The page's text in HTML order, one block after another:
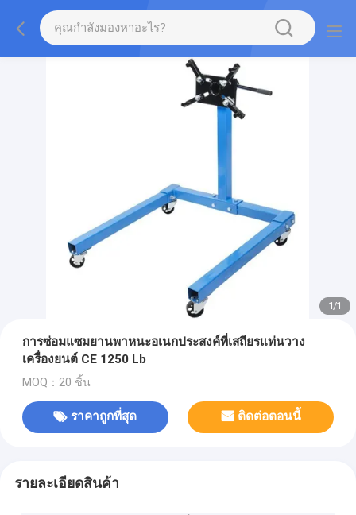
1/1
การซ่อมแซมยานพาหนะอเนกประสงค์ที่เสถียรแท่นวาง
เครื่องยนต์ CE 1250 Lb
MOQ：20 ชิ้น
ราคาถูกที่สุด ติดต่อตอนนี้
รายละเอียดสินค้า